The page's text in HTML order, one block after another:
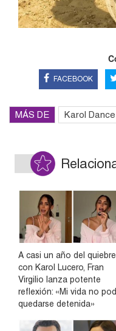
FACEBOOK
MÁS DE Karol Dance
A casi un año del quiebre
con Karol Lucero, Fran
Virgilio lanza potente
reflexión: «Mi vida no
quedarse detenida»